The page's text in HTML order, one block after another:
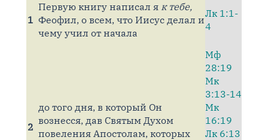
1
Первую книгу написал я к тебе,
Феофил, о всем, что Иисус делал и
чему учил от начала
Лк 1:1-
4
2
до того дня, в который Он
вознесся, дав Святым Духом
повеления Апостолам, которых
Мф
28:19
Мк
3:13-14
Мк
16:19
Лк 6:13